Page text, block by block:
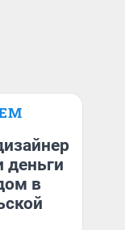
деньги
в